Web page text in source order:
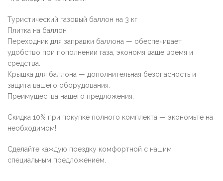
Туристический газовый баллон на 3 кг
Плитка на баллон
Переходник для заправки баллона — обеспечивает
удобство при пополнении газа, экономя ваше время и
средства.
Крышка для баллона — дополнительная безопасность и
защита вашего оборудования.
Преимущества нашего предложения:
Скидка 10% при покупке полного комплекта — экономьте на
необходимом!
Сделайте каждую поездку комфортной с нашим
специальным предложением.